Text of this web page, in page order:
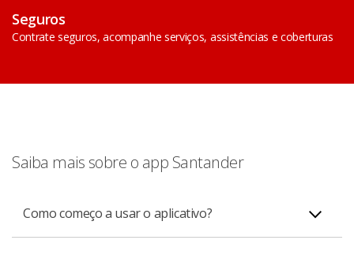
Seguros
Contrate seguros, acompanhe serviços, assistências e coberturas
Saiba mais sobre o app Santander
Como começo a usar o aplicativo?